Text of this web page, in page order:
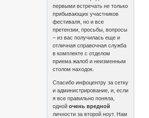
первыми встречать не только
прибывающих участников
фестиваля, но и все
претензии, просьбы, вопросы
– из вас получилась еще и
отличная справочная служба
в комплекте с отделом
приема жалоб и неизменным
столом находок.
Спасибо инфоцентру за сетку
и администрирование, и, если
я все правильно поняла,
однойочень вредной
личности за второй ноут. Нам